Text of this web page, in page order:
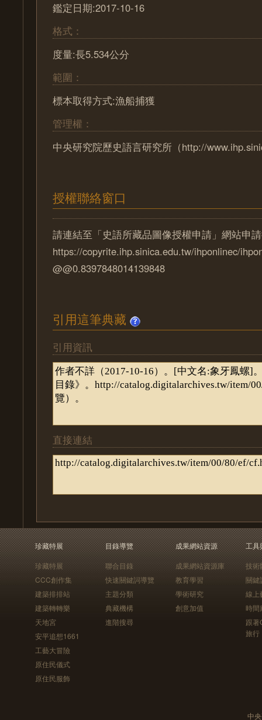
鑑定日期:2017-10-16
格式：
度量:長5.534公分
範圍：
標本取得方式:漁船捕獲
管理權：
中央研究院歷史語言研究所（http://
授權聯絡窗口
請連結至「史語所藏品圖像授權申請」網站申
https://copyrite.ihp.sinica.edu.tw/ihponlinec/
@@0.8397848014139848
引用這筆典藏
引用資訊
直接連結
珍藏特展
珍藏特展
CCC創作集
建築排排站
建築轉轉樂
天地宮
安平追想1661
工藝大冒險
原住民儀式
原住民服飾
目錄導覽
聯合目錄
快速關鍵詞導覽
主題分類
典藏機構
進階搜尋
成果網站資源
成果網站資源庫
教育學習
學術研究
創意加值
工具
技術
關鍵
線上
時間
跟
旅行
中